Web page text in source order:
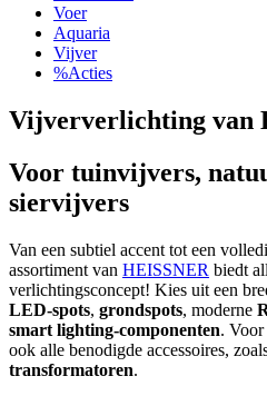
Voer
Aquaria
Vijver
%Acties
Vijververlichting van
Voor tuinvijvers,
siervijvers
Van een subtiel accent tot een
assortiment van HEISSNER biedt
verlichtingsconcept! Kies uit een
LED-spots, grondspots, moderne
smart lighting-componenten.
ook alle benodigde accessoires,
transformatoren.